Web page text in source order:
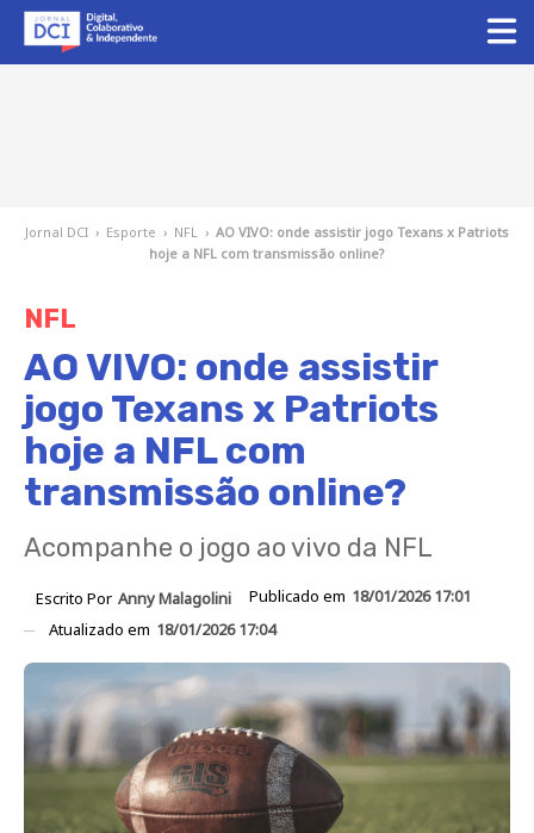
Jornal DCI › Esporte › NFL › AO VIVO: onde assistir jogo Texans x Patriots
hoje a NFL com transmissão online?
NFL
AO VIVO: onde assistir
jogo Texans x Patriots
hoje a NFL com
transmissão online?
Acompanhe o jogo ao vivo da NFL
Escrito Por Anny Malagolini Publicado em 18/01/2026 17:01
Atualizado em 18/01/2026 17:04